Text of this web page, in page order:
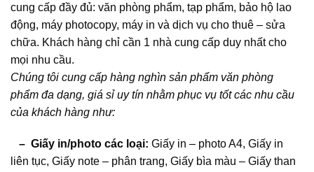
cung cấp đầy đủ: văn phòng phẩm, tạp phẩm, bảo hộ lao
động, máy photocopy, máy in và dịch vụ cho thuê – sửa
chữa. Khách hàng chỉ cần 1 nhà cung cấp duy nhất cho
mọi nhu cầu.
Chúng tôi cung cấp hàng nghìn sản phẩm văn phòng
phẩm đa dạng, giá sỉ uy tín nhằm phục vụ tốt các nhu cầu
của khách hàng như:
– Giấy in/photo các loại: Giấy in – photo A4, Giấy in
liên tục, Giấy note – phân trang, Giấy bìa màu – Giấy than